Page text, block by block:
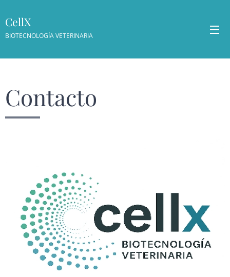
CellX
BIOTECNOLOGÍA VETERINARIA
Contacto